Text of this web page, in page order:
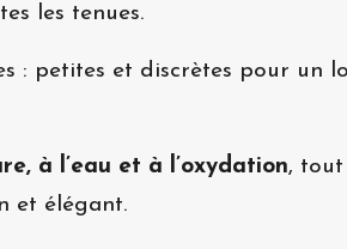
les tenues.
: petites et discrètes pour un
à l’eau et à l’oxydation, tout
et élégant.